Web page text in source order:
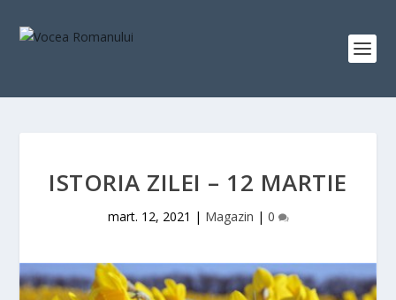
ISTORIA ZILEI – 12 MARTIE
mart. 12, 2021 | Magazin | 0